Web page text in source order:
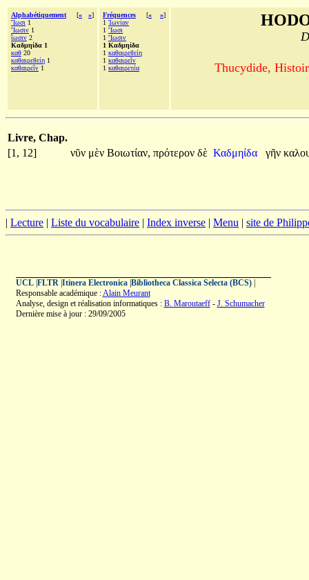
Alphabétiquement [« »]
Ἴωσι 1
Ἴωσιν 1
ἴωσιν 2
Καδμηίδα 1
καθ 20
καθαιρεθείη 1
καθαιρεῖν 1
Fréquences [« »]
1 Ἰωνίαν
1 Ἴωσι
1 Ἴωσιν
1 Καδμηίδα
1 καθαιρεθείη
1 καθαιρεῖν
1 καθαιρετέα Thucydide,
Livre, Chap.
[1, 12]
νῦν μὲν Βοιωτίαν, πρότερον δὲ Καδμηίδα γῆν
| Lecture | Liste du vocabulaire | Index inverse | Menu | site de
UCL| FLTR| Itinera Electronica| Bibliotheca Classica Selecta (BCS)|
Responsable académique :Alain Meurant
Analyse, design et réalisation informatiques : B. Maroutaeff- J. Schumacher
Dernière mise à jour : 29/09/2005